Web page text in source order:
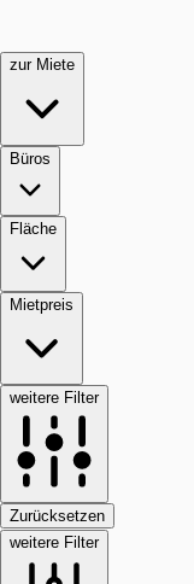
zur Miete
Büros
Fläche
Mietpreis
weitere Filter
Zurücksetzen
weitere Filter